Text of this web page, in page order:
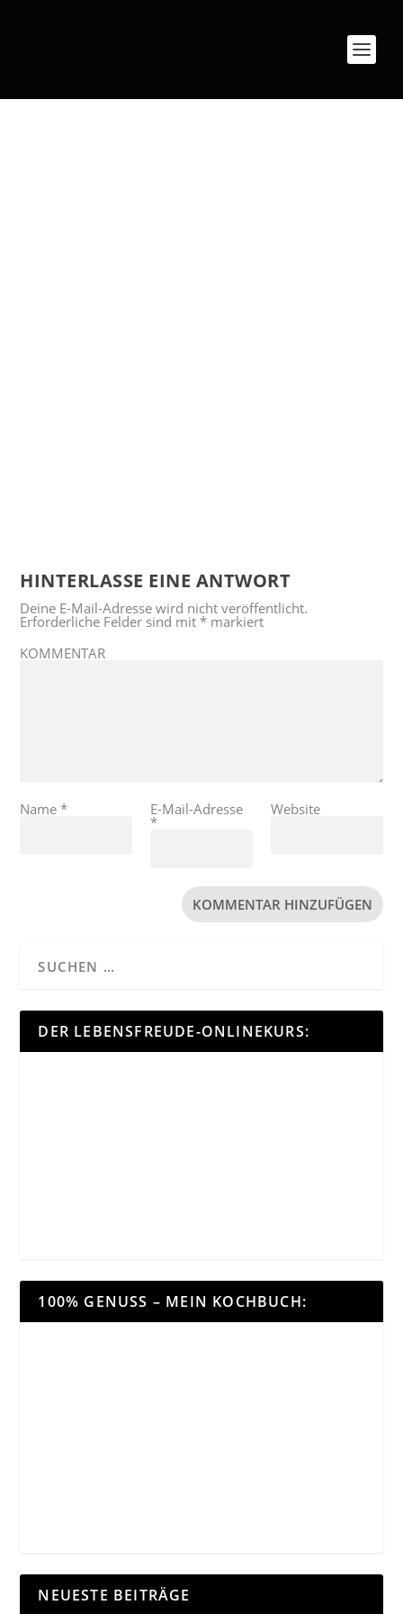
HINTERLASSE EINE ANTWORT
Deine E-Mail-Adresse wird nicht veröffentlicht.
Erforderliche Felder sind mit* markiert
KOMMENTAR
Name* E-Mail-Adresse
*
Website
DER LEBENSFREUDE-ONLINEKURS:
100% GENUSS – MEIN KOCHBUCH:
NEUESTE BEITRÄGE